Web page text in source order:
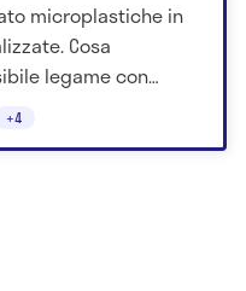
+4
microplastiche in
Cosa
legame con
e ictus.